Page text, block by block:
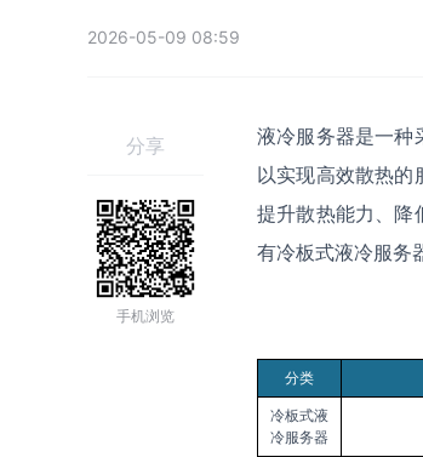
2026-05-09 08:59
分享
手机浏览
液冷服务器是一种
以实现高效散热的
提升散热能力、降
有冷板式液冷服务
分类
冷板式液
冷服务器